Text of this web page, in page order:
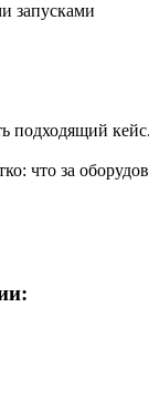
запусками
подходящий кейс.
что за